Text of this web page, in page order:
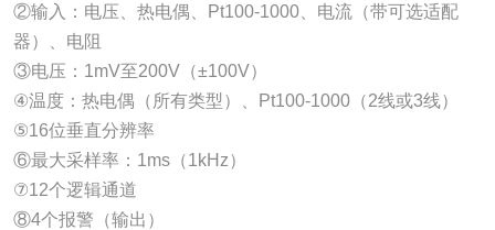
②输入：电压、热电偶、Pt100-1000、电流（带可选适配
器）、电阻
③电压：1mV至200V（±100V）
④温度：热电偶（所有类型）、Pt100-1000（2线或3线）
⑤16位垂直分辨率
⑥最大采样率：1ms（1kHz）
⑦12个逻辑通道
⑧4个报警（输出）